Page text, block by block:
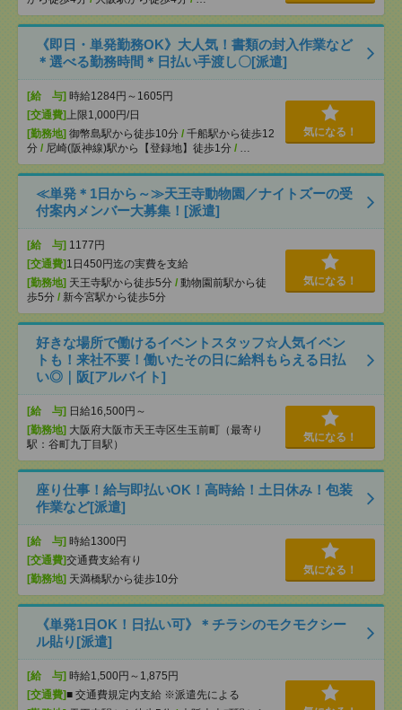
《即日・単発勤務OK》大人気！書類の封入作業など
＊選べる勤務時間＊日払い手渡し〇[派遣]
[給 与] 時給1284円～1605円
[交通費] 上限1,000円/日
[勤務地] 御幣島駅から徒歩10分 / 千船駅から徒歩12
分 / 尼崎(阪神線)駅から【登録地】徒歩1分 / …
気になる！
≪単発＊1日から～≫天王寺動物園／ナイトズーの受
付案内メンバー大募集！[派遣]
[給 与] 1177円
[交通費] 1日450円迄の実費を支給
[勤務地] 天王寺駅から徒歩5分 / 動物園前駅から徒
歩5分 / 新今宮駅から徒歩5分
気になる！
好きな場所で働けるイベントスタッフ☆人気イベン
トも！来社不要！働いたその日に給料もらえる日払
い◎｜阪[アルバイト]
[給 与] 日給16,500円～
[勤務地] 大阪府大阪市天王寺区生玉前町（最寄り
駅：谷町九丁目駅）
気になる！
座り仕事！給与即払いOK！高時給！土日休み！包装
作業など[派遣]
[給 与] 時給1300円
[交通費]交通費支給有り
[勤務地] 天満橋駅から徒歩10分
気になる！
《単発1日OK！日払い可》＊チラシのモクモクシー
ル貼り[派遣]
[給 与] 時給1,500円～1,875円
[交通費]■ 交通費規定内支給 ※派遣先による